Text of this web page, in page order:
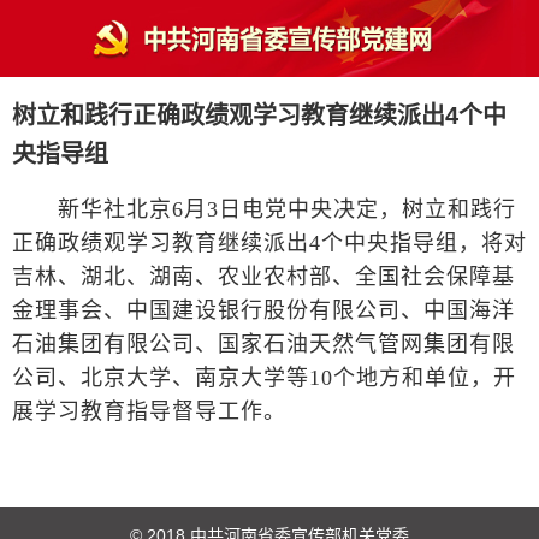
树立和践行正确政绩观学习教育继续派出4个中
央指导组
新华社北京6月3日电党中央决定，树立和践行
正确政绩观学习教育继续派出4个中央指导组，将对
吉林、湖北、湖南、农业农村部、全国社会保障基
金理事会、中国建设银行股份有限公司、中国海洋
石油集团有限公司、国家石油天然气管网集团有限
公司、北京大学、南京大学等10个地方和单位，开
展学习教育指导督导工作。